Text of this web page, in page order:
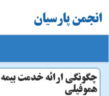
انجمن پارسیان
چگونگی ارائه خدمت بیمه
هموفیلی